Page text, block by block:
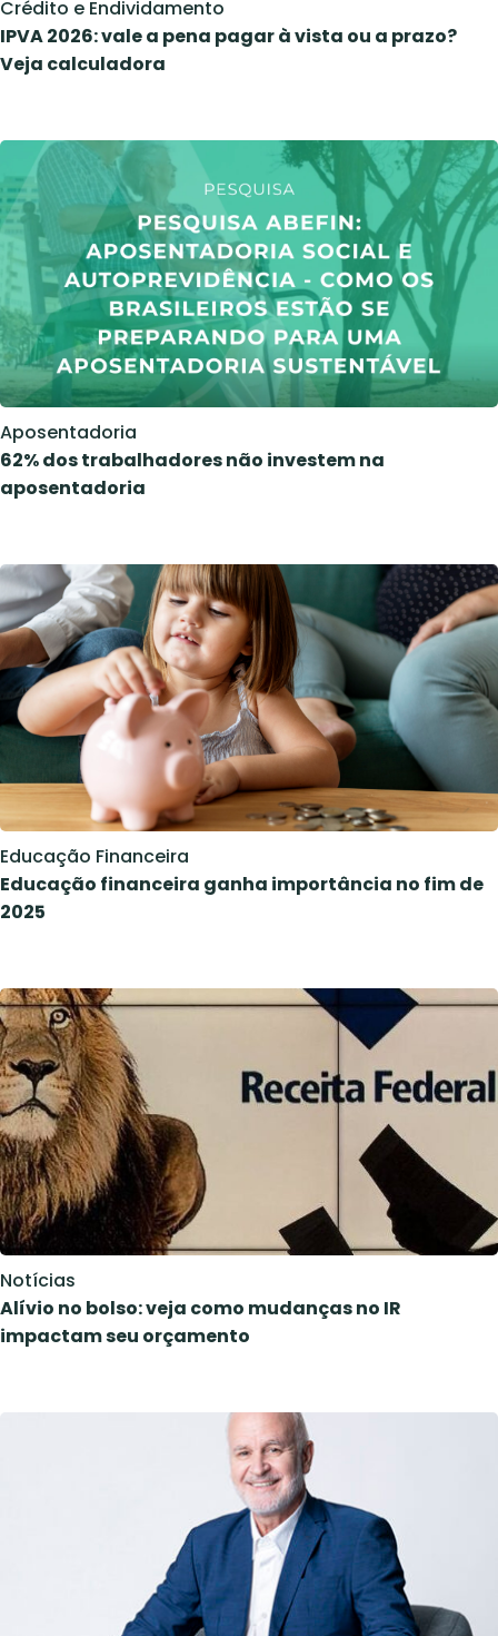
Crédito e Endividamento
IPVA 2026: vale a pena pagar à vista ou a prazo?
Veja calculadora
Aposentadoria
62% dos trabalhadores não investem na
aposentadoria
Educação Financeira
Educação financeira ganha importância no fim de
2025
Notícias
Alívio no bolso: veja como mudanças no IR
impactam seu orçamento